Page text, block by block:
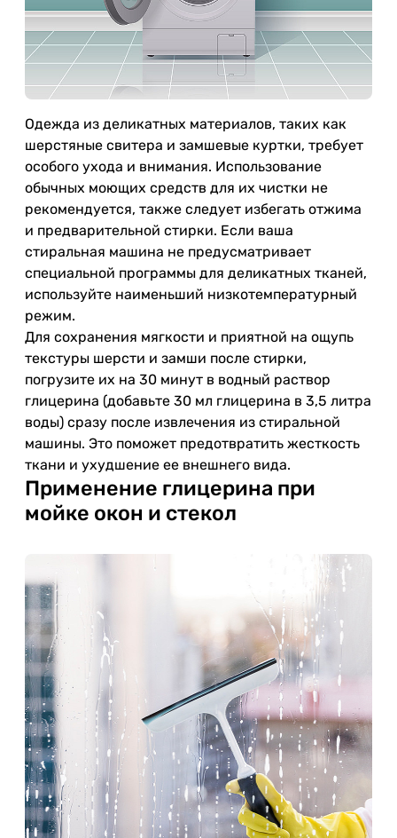
Одежда из деликатных материалов, таких как
шерстяные свитера и замшевые куртки, требует
особого ухода и внимания. Использование
обычных моющих средств для их чистки не
рекомендуется, также следует избегать отжима
и предварительной стирки. Если ваша
стиральная машина не предусматривает
специальной программы для деликатных тканей,
используйте наименьший низкотемпературный
режим.
Для сохранения мягкости и приятной на ощупь
текстуры шерсти и замши после стирки,
погрузите их на 30 минут в водный раствор
глицерина (добавьте 30 мл глицерина в 3,5 литра
воды) сразу после извлечения из стиральной
машины. Это поможет предотвратить жесткость
ткани и ухудшение ее внешнего вида.
Применение глицерина при
мойке окон и стекол